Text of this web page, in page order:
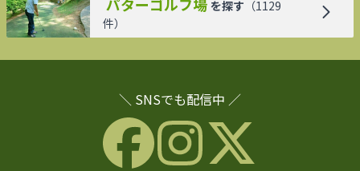
を探す （1129
件）
＼ SNSでも配信中 ／